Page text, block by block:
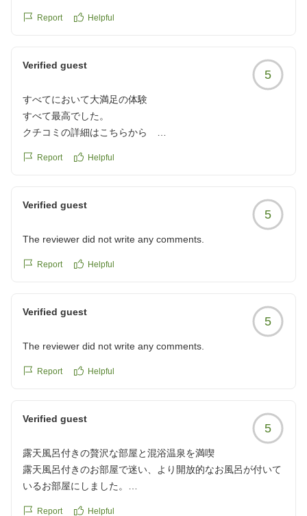
円で行くほどの価値は?(路線バスは有るのですが、ダイヤが
1.高級ホテルなので、送迎サービスのシステムを。(今回は知
人のご紹介なので、止むを得ず)
2.部屋のキーは2個が望ましいです。(過去はすべて2個)
3.部屋の露天風呂には手摺りが有れば、高齢者にはありがた
いです。
1.環境が、素晴らしいです。
3.温泉も夫々良かったです。
いずれにしても、お世話になりありがとうございました。送
https://review.travel.rakuten.co.jp/hotel/voice/109078?
Report Helpful
Verified guest
5
すべてにおいて大満足の体験
すべて最高でした。
クチコミの詳細はこちらから
reviewId=33123478133313
Report Helpful
Verified guest
5
The reviewer did not write any comments.
Report Helpful
Verified guest
5
The reviewer did not write any comments.
Report Helpful
Verified guest
5
露天風呂付きの贅沢な部屋と混浴温泉を満喫
露天風呂付きのお部屋で迷い、より開放的なお風呂が付いて
いるお部屋にしました。
Report Helpful